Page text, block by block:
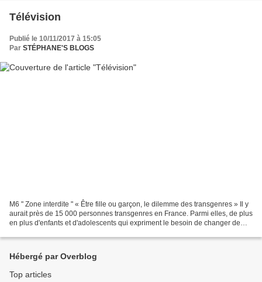
Télévision
Publié le 10/11/2017 à 15:05
Par STÉPHANE'S BLOGS
M6 " Zone interdite " « Être fille ou garçon, le dilemme des transgenres » Il y
aurait près de 15 000 personnes transgenres en France. Parmi elles, de plus
en plus d'enfants et d'adolescents qui expriment le besoin de changer de
Hébergé par Overblog
Top articles